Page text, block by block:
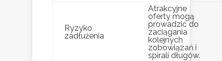
Ryzyko
zadłużenia
Atrakcyjne
oferty mogą
prowadzić do
zaciągania
kolejnych
zobowiązań i
spirali długów.